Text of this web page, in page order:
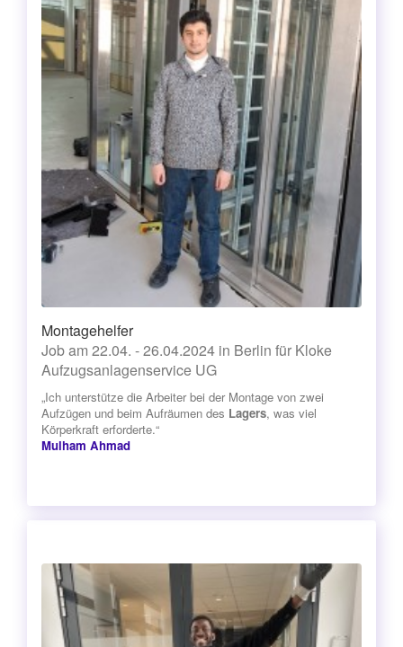
Montagehelfer
Job am 22.04. - 26.04.2024 in Berlin für Kloke
Aufzugsanlagenservice UG
„Ich unterstütze die Arbeiter bei der Montage von zwei
Aufzügen und beim Aufräumen des Lagers, was viel
Körperkraft erforderte.“
Mulham Ahmad